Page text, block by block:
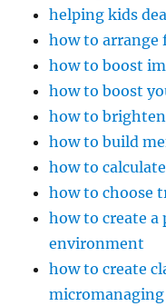
helping kids
how to arrange
how to boost
how to boost
how to
how to build
how to
how to choose
how to create
environment
how to create
micromanaging